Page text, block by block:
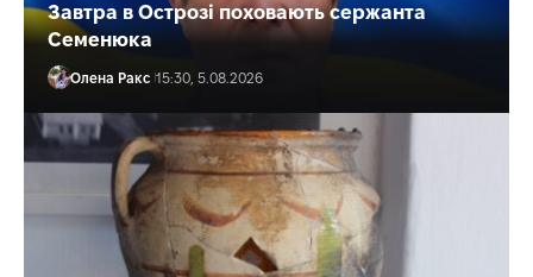
Завтра в Острозі поховають сержанта
Семенюка
Олена Ракс 15:30, 5.08.2026